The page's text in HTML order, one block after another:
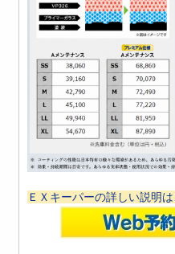
ＥＸキーパーの詳しい説明